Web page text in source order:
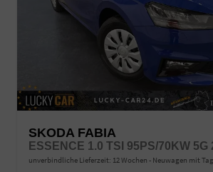
SKODA FABIA
ESSENCE 1.0 TSI 95PS/70KW 5G
unverbindliche Lieferzeit: 12 Wochen Neuwagen mit